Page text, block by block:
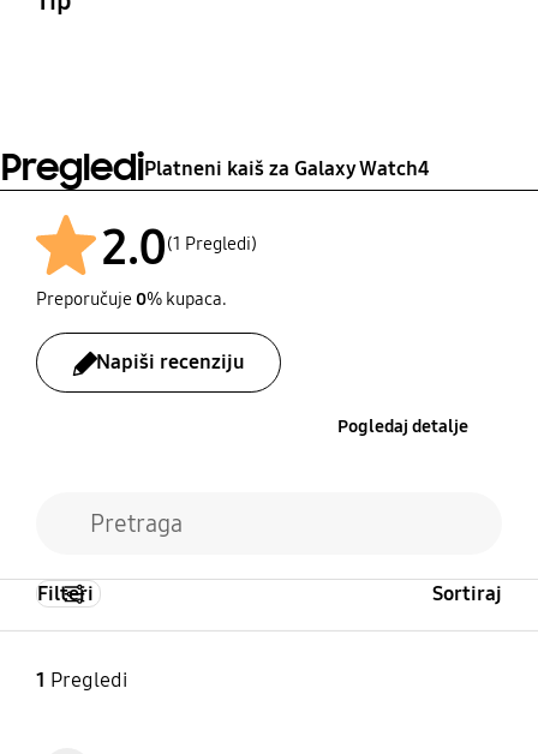
PreglediPlatneni kaiš za Galaxy Watch4
2.0(1 Pregledi)
Preporučuje 0% kupaca.
Napiši recenziju
Pogledaj detalje
1 Pregledi
Filteri Sortiraj